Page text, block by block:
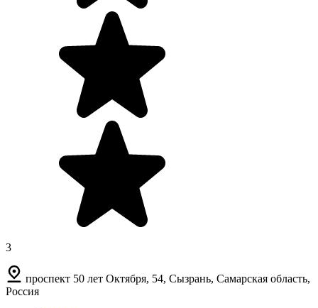
3
проспект 50 лет Октября, 54, Сызрань, Самарская область,
Россия